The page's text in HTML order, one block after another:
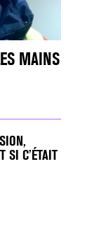
MAINS
SI C’ÉTAIT